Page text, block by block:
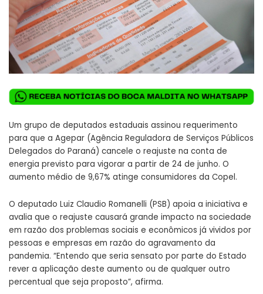
Um grupo de deputados estaduais assinou requerimento
para que a Agepar (Agência Reguladora de Serviços Públicos
Delegados do Paraná) cancele o reajuste na conta de
energia previsto para vigorar a partir de 24 de junho. O
aumento médio de 9,67% atinge consumidores da Copel.
O deputado Luiz Claudio Romanelli (PSB) apoia a iniciativa e
avalia que o reajuste causará grande impacto na sociedade
em razão dos problemas sociais e econômicos já vividos por
pessoas e empresas em razão do agravamento da
pandemia. “Entendo que seria sensato por parte do Estado
rever a aplicação deste aumento ou de qualquer outro
percentual que seja proposto”, afirma.